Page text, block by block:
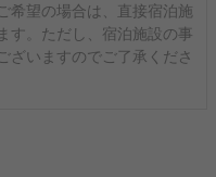
希望の場合は、直接宿泊施
す。ただし、宿泊施設の事
ざいますのでご了承くださ